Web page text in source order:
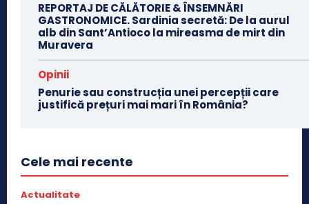
REPORTAJ DE CĂLĂTORIE & ÎNSEMNĂRI
GASTRONOMICE. Sardinia secretă: De la aurul
alb din Sant’Antioco la mireasma de mirt din
Muravera
Opinii
Penurie sau construcția unei percepții care
justifică prețuri mai mari în România?
Cele mai recente
Actualitate